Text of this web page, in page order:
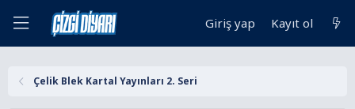
Giriş yap Kayıt ol
Çelik Blek Kartal Yayınları 2. Seri